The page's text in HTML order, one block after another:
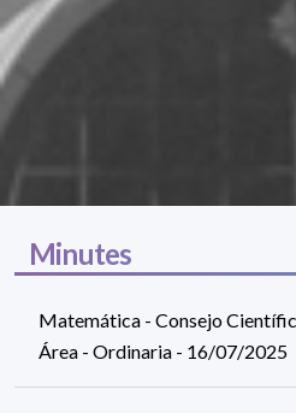
Minutes
Matemática - Consejo
Área - Ordinaria - 16/07/2025